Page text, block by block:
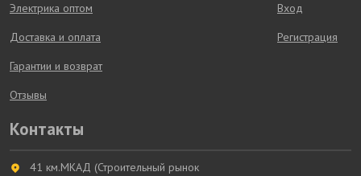
Контакты
41 км.МКАД (Строительный рынок
Электрика оптом
Доставка и оплата
Гарантии и возврат
Отзывы
Вход
Регистрация